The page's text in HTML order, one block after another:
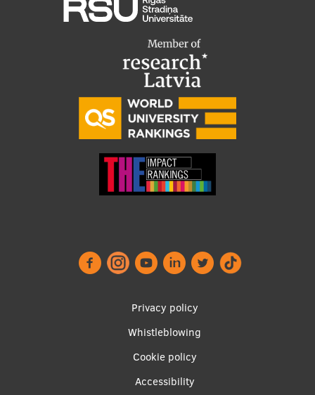
Privacy policy
Whistleblowing
Cookie policy
Accessibility